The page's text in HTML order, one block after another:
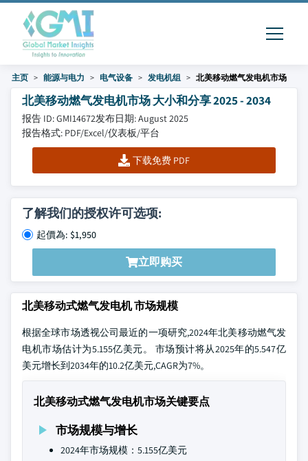
主页 能源与电力 电气设备 发电机组 北美移动燃气发电机市场
北美移动燃气发电机市场 大小和分享 2025 - 2034
报告 ID: GMI14672发布日期: August 2025
报告格式: PDF/Excel/仪表板/平台
下载免费 PDF
了解我们的授权许可选项:
起價為: $1,950
立即购买
北美移动式燃气发电机 市场规模
根据全球市场透视公司最近的一项研究,2024年北美移动燃气发
电机市场估计为5.155亿美元。 市场预计将从2025年的5.547亿
美元增长到2034年的10.2亿美元,CAGR为7%。
北美移动式燃气发电机市场关键要点
市场规模与增长
2024年市场规模：5.155亿美元